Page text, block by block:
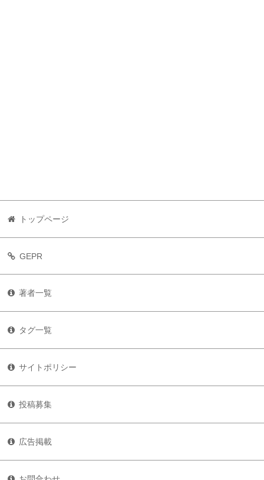
トップページ
GEPR
著者一覧
タグ一覧
サイトポリシー
投稿募集
広告掲載